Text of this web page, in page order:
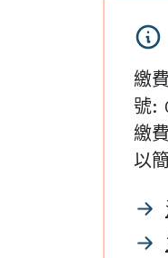
繳
號:
繳
以